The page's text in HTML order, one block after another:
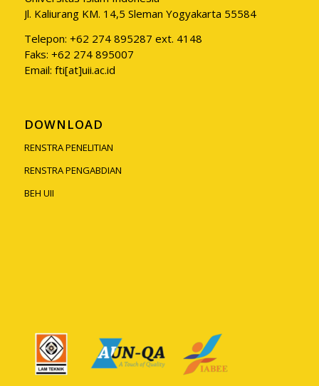
Jl. Kaliurang KM. 14,5 Sleman Yogyakarta 55584
Telepon: +62 274 895287 ext. 4148
Faks: +62 274 895007
Email: fti[at]uii.ac.id
DOWNLOAD
RENSTRA PENELITIAN
RENSTRA PENGABDIAN
BEH UII